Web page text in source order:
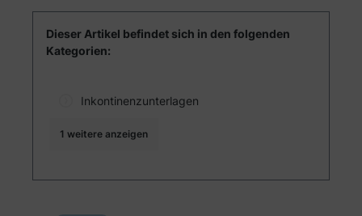
Dieser Artikel befindet sich in den folgenden
Kategorien:
Inkontinenzunterlagen
1 weitere anzeigen